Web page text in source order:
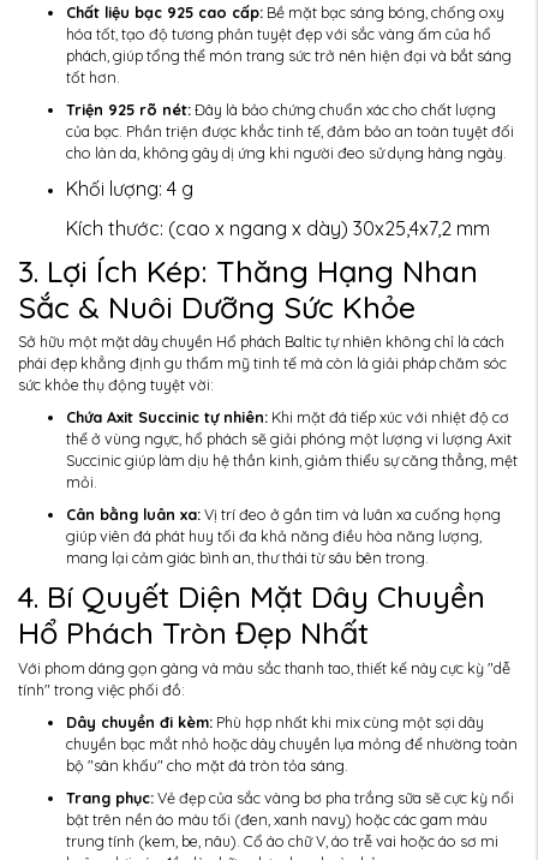
Chất liệu bạc 925 cao cấp: Bề mặt bạc sáng bóng, chống oxy
hóa tốt, tạo độ tương phản tuyệt đẹp với sắc vàng ấm của hổ
phách, giúp tổng thể món trang sức trở nên hiện đại và bắt sáng
tốt hơn.
Triện 925 rõ nét:Đây là bảo chứng chuẩn xác cho chất lượng
của bạc. Phần triện được khắc tinh tế, đảm bảo an toàn tuyệt đối
cho làn da, không gây dị ứng khi người đeo sử dụng hàng ngày.
Khối lượng: 4 g
Kích thước: (cao x ngang x dày) 30x25,4x7,2 mm
3. Lợi Ích Kép: Thăng Hạng Nhan
Sắc & Nuôi Dưỡng Sức Khỏe
Sở hữu một mặt dây chuyền Hổ phách Baltic tự nhiên không chỉ là cách
phái đẹp khẳng định gu thẩm mỹ tinh tế mà còn là giải pháp chăm sóc
sức khỏe thụ động tuyệt vời:
Chứa Axit Succinic tự nhiên: Khi mặt đá tiếp xúc với nhiệt độ cơ
thể ở vùng ngực, hổ phách sẽ giải phóng một lượng vi lượng Axit
Succinic giúp làm dịu hệ thần kinh, giảm thiểu sự căng thẳng, mệt
mỏi.
Cân bằng luân xa:Vị trí đeo ở gần tim và luân xa cuống họng
giúp viên đá phát huy tối đa khả năng điều hòa năng lượng,
mang lại cảm giác bình an, thư thái từ sâu bên trong.
4. Bí Quyết Diện Mặt Dây Chuyền
Hổ Phách Tròn Đẹp Nhất
Với phom dáng gọn gàng và màu sắc thanh tao, thiết kế này cực kỳ "dễ
tính" trong việc phối đồ:
Dây chuyền đi kèm: Phù hợp nhất khi mix cùng một sợi dây
chuyền bạc mắt nhỏ hoặc dây chuyền lụa mỏng để nhường toàn
bộ "sân khấu" cho mặt đá tròn tỏa sáng.
Trang phục:Vẻ đẹp của sắc vàng bơ pha trắng sữa sẽ cực kỳ nổi
bật trên nền áo màu tối (đen, xanh navy) hoặc các gam màu
trung tính (kem, be, nâu). Cổ áo chữ V, áo trễ vai hoặc áo sơ mi